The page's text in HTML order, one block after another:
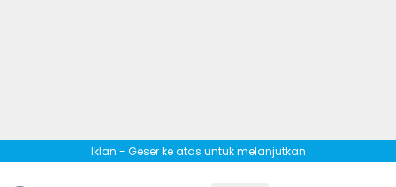
Iklan - Geser ke atas untuk melanjutkan